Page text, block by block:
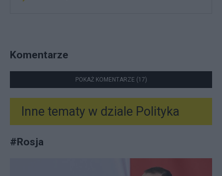
Komentarze
POKAŻ KOMENTARZE (17)
Inne tematy w dziale Polityka
#Rosja